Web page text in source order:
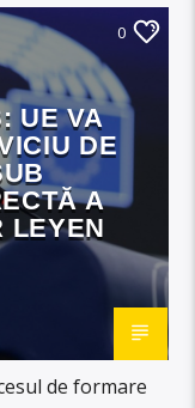
0
UE VA
DE
A
LEYEN
de formare